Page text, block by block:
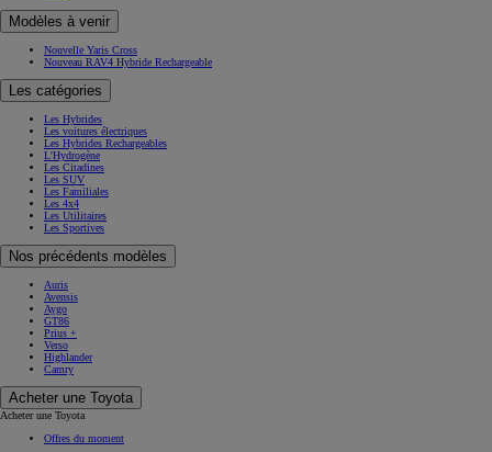
Modèles à venir
Nouvelle Yaris Cross
Nouveau RAV4 Hybride Rechargeable
Les catégories
Les Hybrides
Les voitures électriques
Les Hybrides Rechargeables
L'Hydrogène
Les Citadines
Les SUV
Les Familiales
Les 4x4
Les Utilitaires
Les Sportives
Nos précédents modèles
Auris
Avensis
Aygo
GT86
Prius +
Verso
Highlander
Camry
Acheter une Toyota
Acheter une Toyota
Offres du moment